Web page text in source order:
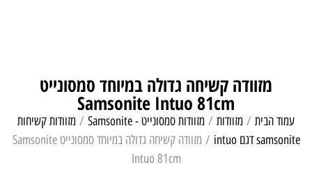
מזוודה קשיחה גדולה במיוחד סמסונייט
Samsonite Intuo 81cm
עמוד הבית / מזוודות / מזוודות סמסונייט - Samsonite / מזוודות קשיחות
samsonite דגם intuo
/ מזוודה קשיחה גדולה במיוחד סמסונייט Samsonite
Intuo 81cm